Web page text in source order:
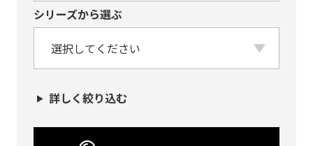
シリーズから選ぶ
詳しく絞り込む